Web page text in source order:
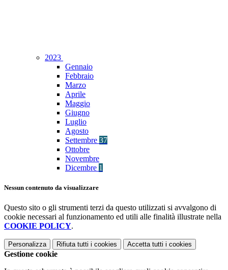
2023
Gennaio
Febbraio
Marzo
Aprile
Maggio
Giugno
Luglio
Agosto
Settembre 37
Ottobre
Novembre
Dicembre 1
Nessun contenuto da visualizzare
Questo sito o gli strumenti terzi da questo utilizzati si avvalgono di
cookie necessari al funzionamento ed utili alle finalità illustrate nella
COOKIE POLICY.
Personalizza Rifiuta tutti i cookies Accetta tutti i cookies
Gestione cookie